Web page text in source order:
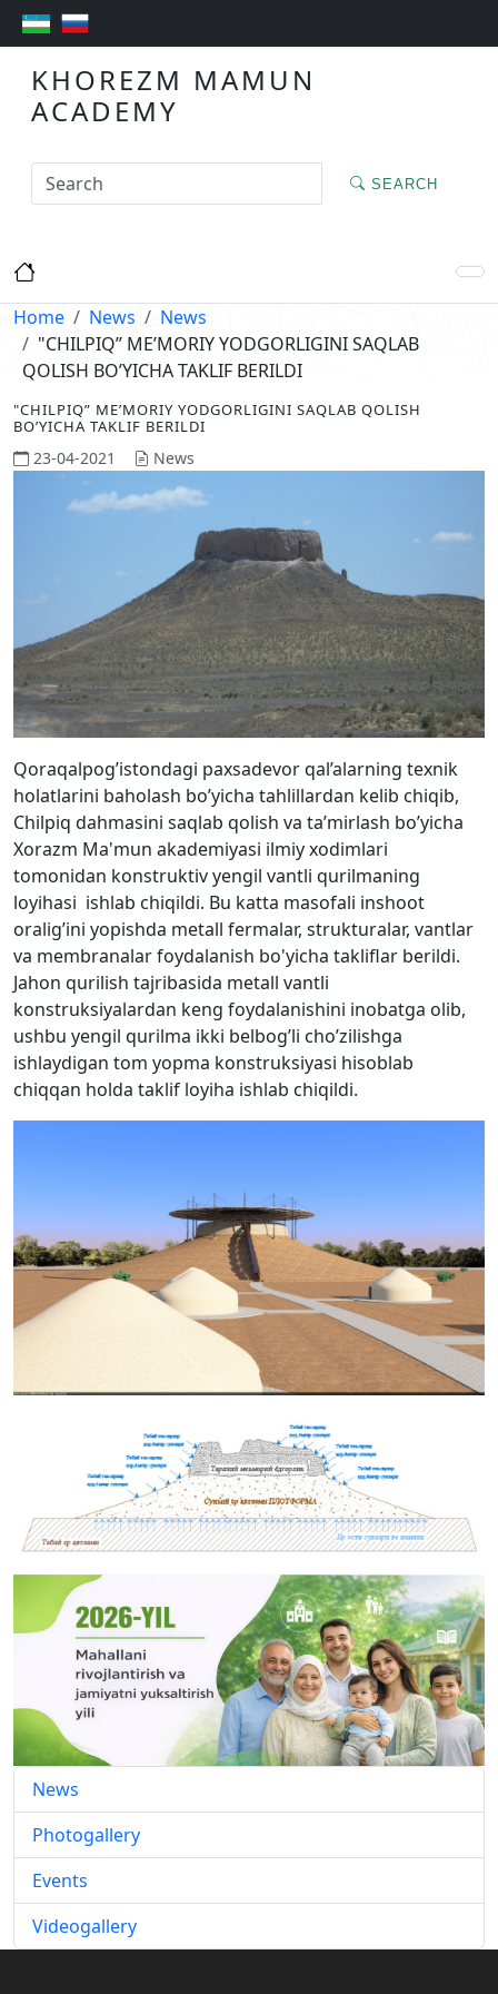
KHOREZM MAMUN
ACADEMY
SEARCH
Home News
News
"CHILPIQ” ME’MORIY YODGORLIGINI SAQLAB
QOLISH BO’YICHA TAKLIF BERILDI
"CHILPIQ” ME’MORIY YODGORLIGINI SAQLAB QOLISH
BO’YICHA TAKLIF BERILDI
23-04-2021 News
Qoraqalpog’istondagi paxsadevor qal’alarning texnik
holatlarini baholash bo’yicha tahlillardan kelib chiqib,
Chilpiq dahmasini saqlab qolish va ta’mirlash bo’yicha
Xorazm Ma'mun akademiyasi ilmiy xodimlari
tomonidan konstruktiv yengil vantli qurilmaning
loyihasi ishlab chiqildi. Bu katta masofali inshoot
oralig’ini yopishda metall fermalar, strukturalar, vantlar
va membranalar foydalanish bo'yicha takliflar berildi.
Jahon qurilish tajribasida metall vantli
konstruksiyalardan keng foydalanishini inobatga olib,
ushbu yengil qurilma ikki belbog’li cho’zilishga
ishlaydigan tom yopma konstruksiyasi hisoblab
chiqqan holda taklif loyiha ishlab chiqildi.
News
Photogallery
Events
Videogallery